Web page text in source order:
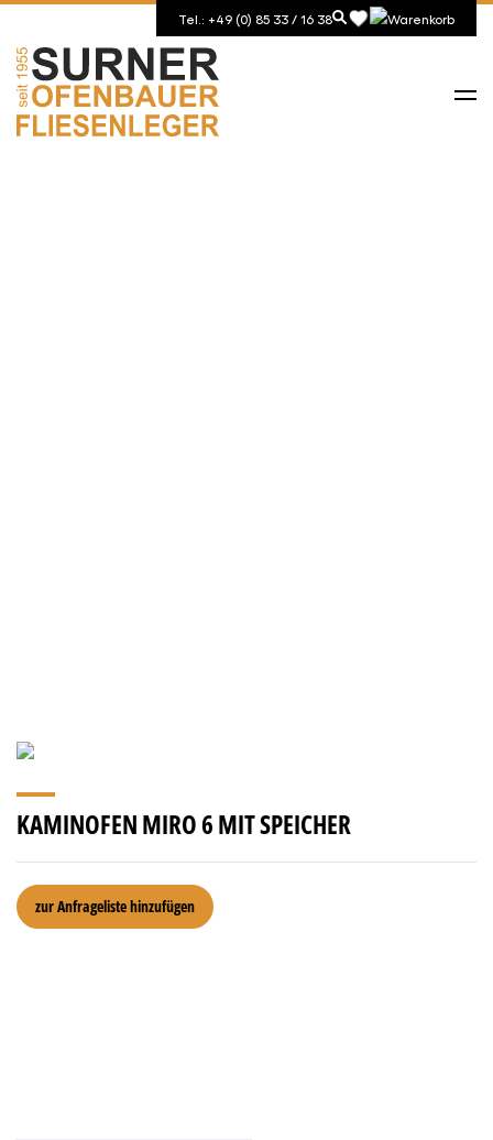
Tel.: +49 (0) 85 33 / 16 38
KAMINOFEN MIRO 6 MIT SPEICHER
Kaminofen
Miro
zur Anfrageliste hinzufügen